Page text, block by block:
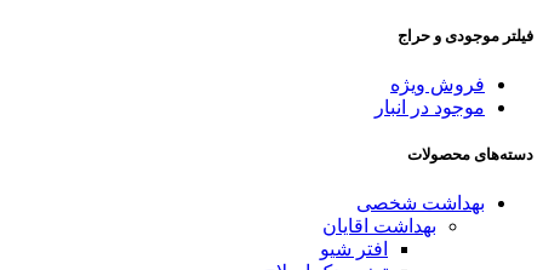
فیلتر موجودی و حراج
فروش ویژه
موجود در انبار
دسته‌های محصولات
بهداشت شخصی
بهداشت اقایان
افتر شیو